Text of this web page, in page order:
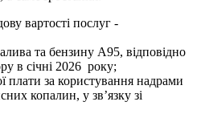
вартості послуг -
та бензину А95, відповідно
в січні 2026 року;
плати за користування надрами
копалин, у зв’язку зі